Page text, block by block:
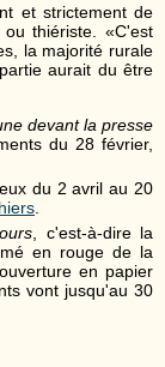
et strictement de
thiériste. «C'est
la majorité rurale
aurait du être
devant la presse
du 28 février,
du 2 avril au 20
, c'est-à-dire la
en rouge de la
en papier
vont jusqu'au 30